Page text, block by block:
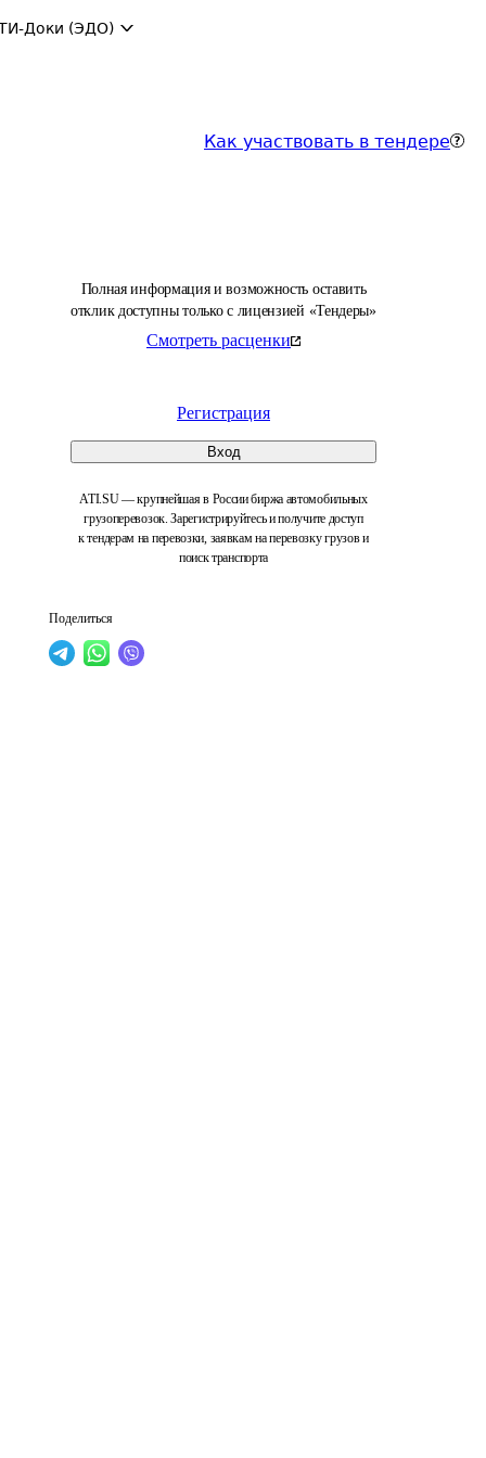
Доки (ЭДО)
Как участвовать в тендере
Полная информация и возможность оставить
отклик доступны только с лицензией «Тендеры»
Смотреть расценки
Регистрация
Вход
ATI.SU — крупнейшая в России биржа автомобильных
грузоперевозок. Зарегистрируйтесь и получите доступ
к тендерам на перевозки, заявкам на перевозку грузов и
поиск транспорта
Поделиться